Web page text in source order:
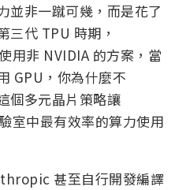
並非一蹴可幾，而是花了
三代 TPU 時期，
用非 NVIDIA 的方案，當
GPU，你為什麼不
個多元晶片策略讓
室中最有效率的算力使用
甚至自行開發編譯